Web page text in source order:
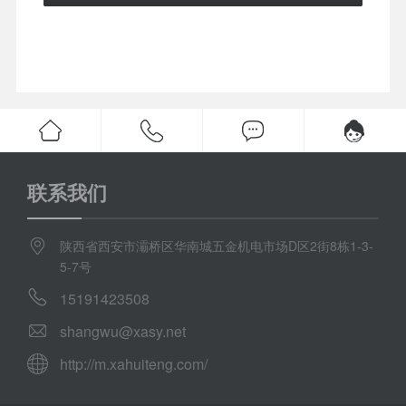
联系我们
陕西省西安市灞桥区华南城五金机电市场D区2街8栋1-3-
5-7号
15191423508
shangwu@xasy.net
http://m.xahuiteng.com/